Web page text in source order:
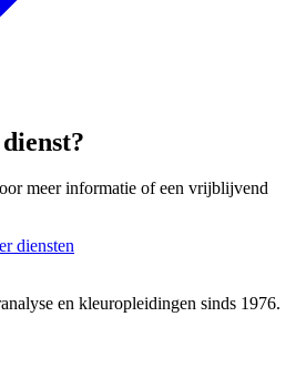
meer informatie of een vrijblijvend
diensten
en kleuropleidingen sinds 1976.